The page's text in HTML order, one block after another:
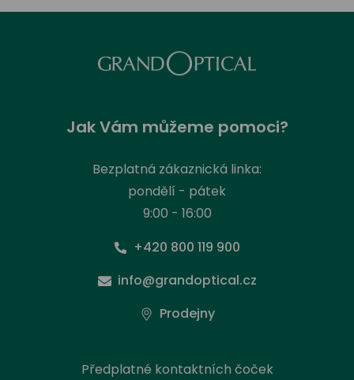
Jak Vám můžeme pomoci?
Bezplatná zákaznická linka:
pondělí - pátek
9:00 - 16:00
+420 800 119 900
info@grandoptical.cz
Prodejny
Předplatné kontaktních čoček